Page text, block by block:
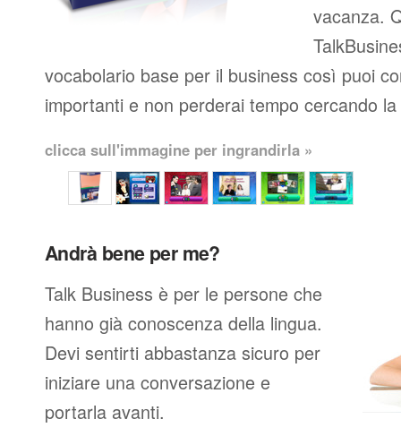
vacanza.
vocabolario base per il business così puoi
importanti e non perderai tempo cercando
clicca sull'immagine per ingrandirla »
Andrà bene per me?
Talk Business è per le persone che
hanno già conoscenza della lingua.
Devi sentirti abbastanza sicuro per
iniziare una conversazione e
portarla avanti.